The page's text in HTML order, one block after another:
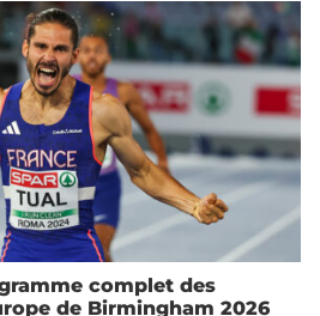
complet des
de Birmingham 2026